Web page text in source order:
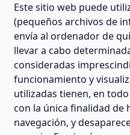
Este sitio web puede
(pequeños archivos de
envía al ordenador de
llevar a cabo
consideradas
funcionamiento y
utilizadas tienen, en
con la única finalidad de
navegación, y